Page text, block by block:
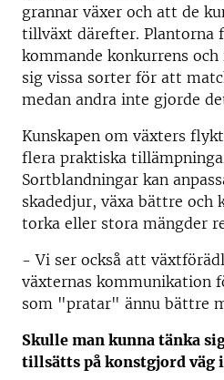
grannar växer och att de
tillväxt därefter. Plantorna
kommande konkurrens
sig vissa sorter för att
medan andra inte gjorde
Kunskapen om växters
flera praktiska
Sortblandningar kan
skadedjur, växa bättre och
torka eller stora mängder
- Vi ser också att
växternas kommunikation
som "pratar" ännu bättre
Skulle man kunna tänka
tillsätts på konstgjord väg